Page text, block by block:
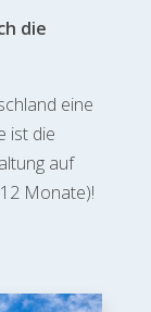
die
eine
ist die
auf
Monate)!